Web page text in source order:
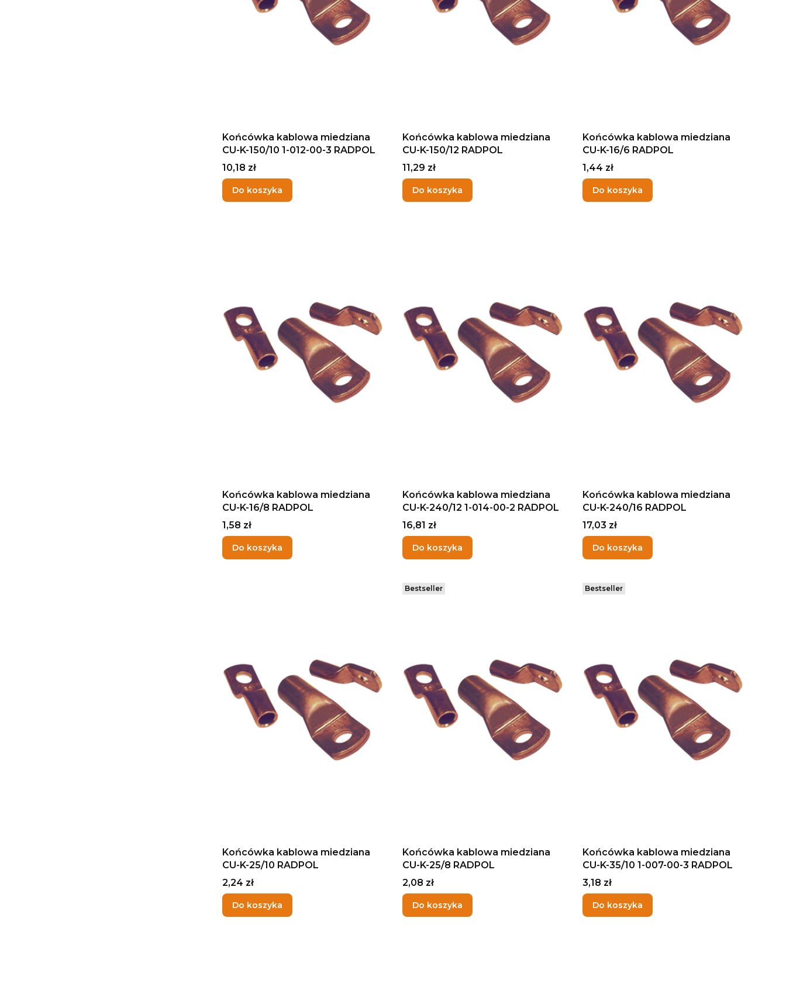
Końcówka kablowa miedziana
CU-K-150/10 1-012-00-3 RADPOL
Cena
10,18 zł
Do koszyka
Końcówka kablowa miedziana
CU-K-150/12 RADPOL
Cena
11,29 zł
Do koszyka
Końcówka kablowa miedziana
CU-K-16/6 RADPOL
Cena
1,44 zł
Do koszyka
Końcówka kablowa miedziana
CU-K-16/8 RADPOL
Cena
1,58 zł
Do koszyka
Końcówka kablowa miedziana
CU-K-240/12 1-014-00-2 RADPOL
Cena
16,81 zł
Do koszyka
Końcówka kablowa miedziana
CU-K-240/16 RADPOL
Cena
17,03 zł
Do koszyka
Końcówka kablowa miedziana
CU-K-25/10 RADPOL
Cena
2,24 zł
Do koszyka
Bestseller
Końcówka kablowa miedziana
CU-K-25/8 RADPOL
Cena
2,08 zł
Do koszyka
Bestseller
Końcówka kablowa miedziana
CU-K-35/10 1-007-00-3 RADPOL
Cena
3,18 zł
Do koszyka